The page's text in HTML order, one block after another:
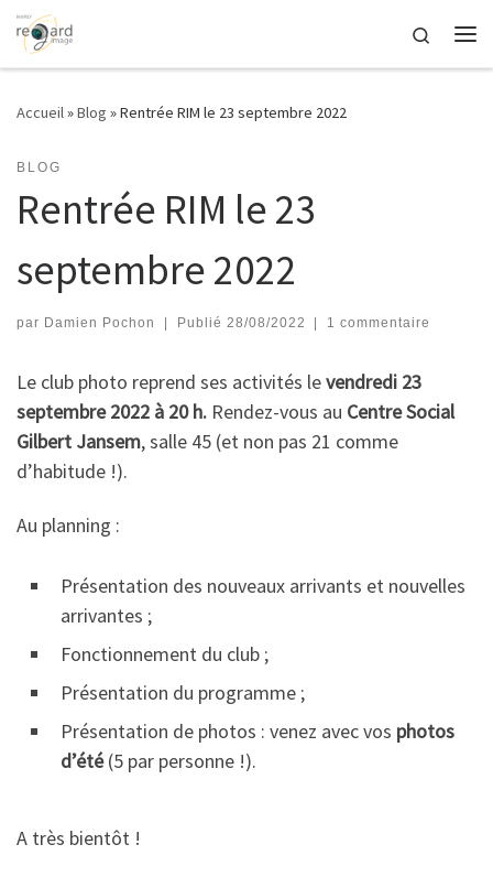
Passer au contenu
Search
Accueil»Blog »Rentrée RIM le 23 septembre 2022
BLOG
Rentrée RIM le 23
septembre 2022
par Damien Pochon | Publié 28/08/2022 | 1 commentaire
Le club photo reprend ses activités levendredi 23
septembre 2022 à 20 h. Rendez-vous au Centre Social
Gilbert Jansem, salle 45 (et non pas 21 comme
d’habitude !).
Au planning :
Présentation des nouveaux arrivants et nouvelles
arrivantes ;
Fonctionnement du club ;
Présentation du programme ;
Présentation de photos : venez avec vos photos
d’été(5 par personne !).
A très bientôt !